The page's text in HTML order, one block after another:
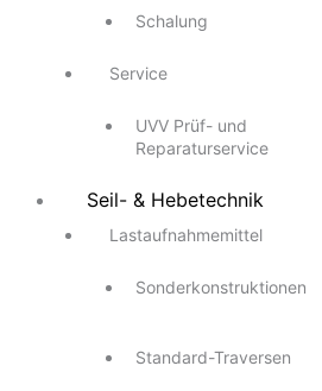
Schalung
Service
UVV Prüf- und
Reparaturservice
Seil- & Hebetechnik
Lastaufnahmemittel
Sonderkonstruktionen
Standard-Traversen